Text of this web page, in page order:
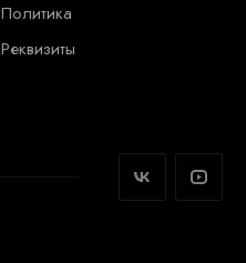
Политика
Реквизиты